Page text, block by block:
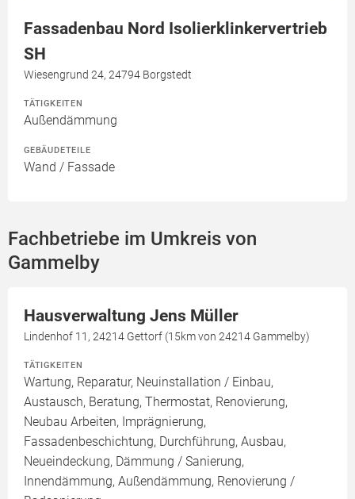
Fassadenbau Nord Isolierklinkervertrieb
SH
Wiesengrund 24, 24794 Borgstedt
TÄTIGKEITEN
Außendämmung
GEBÄUDETEILE
Wand / Fassade
Fachbetriebe im Umkreis von
Gammelby
Hausverwaltung Jens Müller
Lindenhof 11, 24214 Gettorf (15km von 24214 Gammelby)
TÄTIGKEITEN
Wartung, Reparatur, Neuinstallation / Einbau,
Austausch, Beratung, Thermostat, Renovierung,
Neubau Arbeiten, Imprägnierung,
Fassadenbeschichtung, Durchführung, Ausbau,
Neueindeckung, Dämmung / Sanierung,
Innendämmung, Außendämmung, Renovierung /